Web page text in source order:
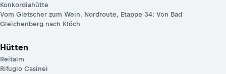
Konkordiahütte
Vom Gletscher zum Wein, Nordroute, Etappe 34: Von Bad
Gleichenberg nach Klöch
Hütten
Reitalm
Rifugio Casinei